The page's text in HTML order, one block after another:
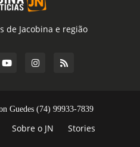
de Jacobina e região
Guedes (74) 99933-7839
Sobre o JN Stories